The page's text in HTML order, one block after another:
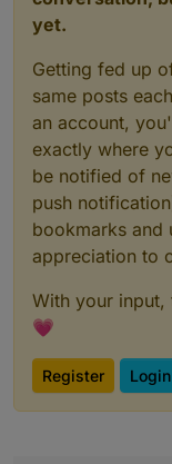
yet.
Getting fed up
same posts
an account,
exactly where
be notified of
push
bookmarks and
appreciation to
With your input,
💗
Register Login